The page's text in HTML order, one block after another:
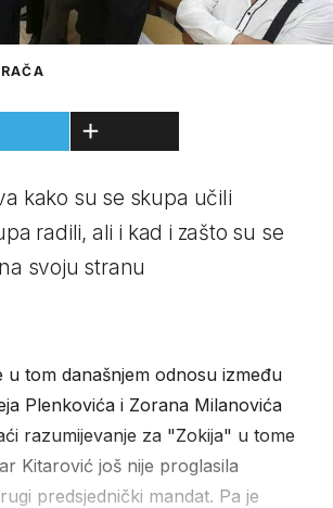
kako su se skupa učili
radili, ali i kad i zašto su se
svoju stranu
u tom današnjem odnosu između
Plenkovića i Zorana Milanovića
razumijevanje za "Zokija" u tome
Kitarović još nije proglasila
predsjednički mandat. Pa je